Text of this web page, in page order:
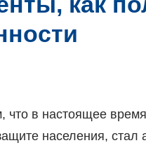
что в настоящее
населения,